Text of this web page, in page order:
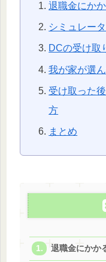
退職金にか
シミュレー
DCの受け取
我が家が選
受け取った
方
まとめ
退職金にかか